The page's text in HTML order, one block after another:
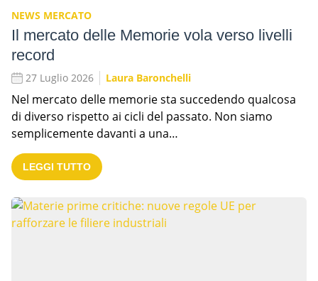
NEWS MERCATO
Il mercato delle Memorie vola verso livelli
record
27 Luglio 2026 Laura Baronchelli
Nel mercato delle memorie sta succedendo qualcosa
di diverso rispetto ai cicli del passato. Non siamo
semplicemente davanti a una…
LEGGI TUTTO